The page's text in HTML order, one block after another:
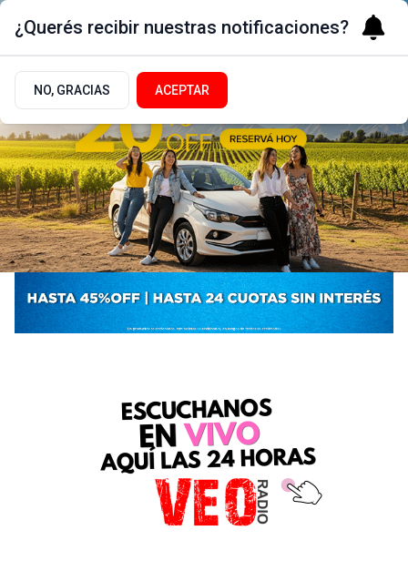
¿Querés recibir nuestras notificaciones?
NO, GRACIAS ACEPTAR